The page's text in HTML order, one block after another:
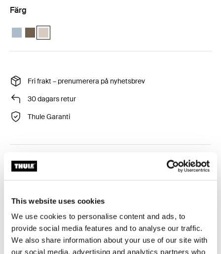
This website uses cookies
We use cookies to personalise content and ads, to
provide social media features and to analyse our traffic.
We also share information about your use of our site with
our social media, advertising and analytics partners who
Färg
Thule Chasm medium gear cube Dammgrå
Thule Chasm medium gear cube Djup kaki
Thule Chasm medium gear cube Mjuk sand (selected)
Fri frakt – prenumerera på nyhetsbrev
30 dagars retur
Thule Garanti
Thule Chasm utrustningsväska är en hållbar och
mångsidig väska, perfekt för att hålla småsaker
med andra utrustningsväskor för optimal organisering.